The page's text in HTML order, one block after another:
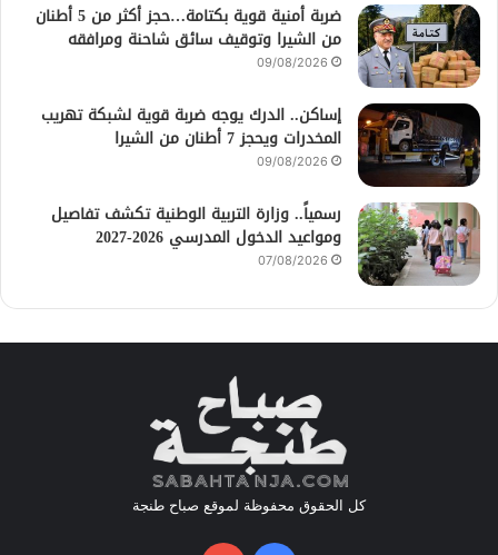
ضربة أمنية قوية بكتامة…حجز أكثر من 5 أطنان
من الشيرا وتوقيف سائق شاحنة ومرافقه
09/08/2026
إساكن.. الدرك يوجه ضربة قوية لشبكة تهريب
المخدرات ويحجز 7 أطنان من الشيرا
09/08/2026
رسمياً.. وزارة التربية الوطنية تكشف تفاصيل
ومواعيد الدخول المدرسي 2026-2027
07/08/2026
كل الحقوق محفوظة لموقع صباح طنجة